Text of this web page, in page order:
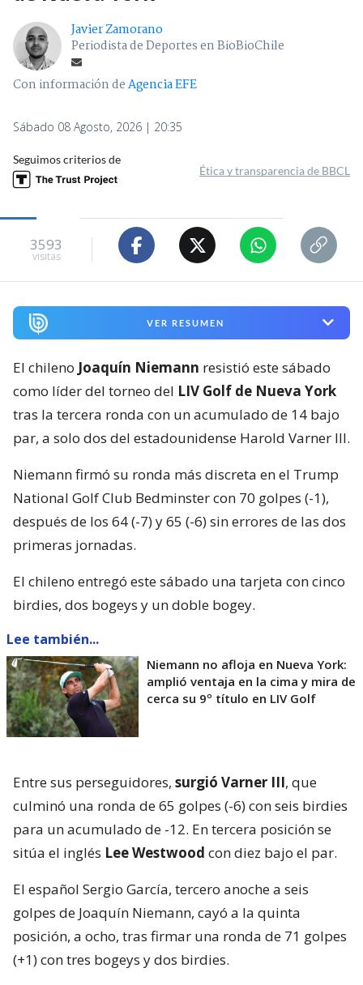
Javier Zamorano
Periodista de Deportes en BioBioChile
Con información deAgencia EFE
Sábado 08 Agosto, 2026 | 20:35
Seguimos criterios de
Ética y transparencia de BBCL
3593
visitas
VER RESUMEN
El chileno Joaquín Niemann resistió este sábado
como líder del torneo del LIV Golf de Nueva York
tras la tercera ronda con un acumulado de 14 bajo
par, a solo dos del estadounidense Harold Varner III.
Niemann firmó su ronda más discreta en el Trump
National Golf Club Bedminster con 70 golpes (-1),
después de los 64 (-7) y 65 (-6) sin errores de las dos
primeras jornadas.
El chileno entregó este sábado una tarjeta con cinco
birdies, dos bogeys y un doble bogey.
Lee también...
Niemann no afloja en Nueva York:
amplió ventaja en la cima y mira de
cerca su 9º título en LIV Golf
Entre sus perseguidores, surgió Varner III, que
culminó una ronda de 65 golpes (-6) con seis birdies
para un acumulado de -12. En tercera posición se
sitúa el inglés Lee Westwood con diez bajo el par.
El español Sergio García, tercero anoche a seis
golpes de Joaquín Niemann, cayó a la quinta
posición, a ocho, tras firmar una ronda de 71 golpes
(+1) con tres bogeys y dos birdies.